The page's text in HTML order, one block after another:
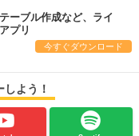
ーブル作成など、ライ
プリ
今すぐダウンロード
よう！